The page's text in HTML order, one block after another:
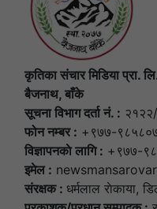
कृतिका संचार मिडिया प्रा.
बैजनाथ, बाँके
सूचना विभाग दर्ता नं. :
फोन नम्बर : +९७७-
विज्ञापनकाे लागि : +९७७-
इमेल :
संरक्षक : धर्मलाल राेकाया,